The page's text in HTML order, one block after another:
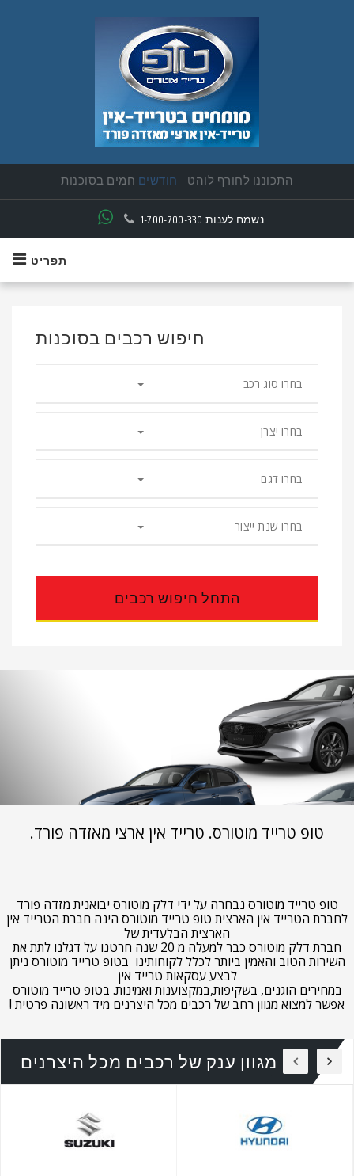
התכוננו לחורף לוהט - חודשים חמים בסוכנות
יד ראשונה פרטית תמצאו אצלנו
1-700-700-330נשמח לענות
תפריט
חיפוש רכבים בסוכנות
בחרו סוג רכב
בחרו יצרן
בחרו דגם
בחרו שנת ייצור
טופ טרייד מוטורס. טרייד אין ארצי מאזדה פורד.
טופ טרייד מוטורס נבחרה על ידי דלק מוטורס יבואנית מזדה פורד
לחברת הטרייד אין הארצית טופ טרייד מוטורס הינה חברת הטרייד אין
הארצית הבלעדית של
חברת דלק מוטורס כבר למעלה מ 20 שנה חרטנו על דגלנו לתת את
השירות הטוב והאמין ביותר לכלל לקוחותינו בטופ טרייד מוטורס ניתן
לבצע עסקאות טרייד אין
במחירים הוגנים, בשקיפות,במקצוענות ואמינות. בטופ טרייד מוטורס
אפשר למצוא מגוון רחב של רכבים מכל היצרנים מיד ראשונה פרטית !
מגוון ענק של רכבים מכל היצרנים